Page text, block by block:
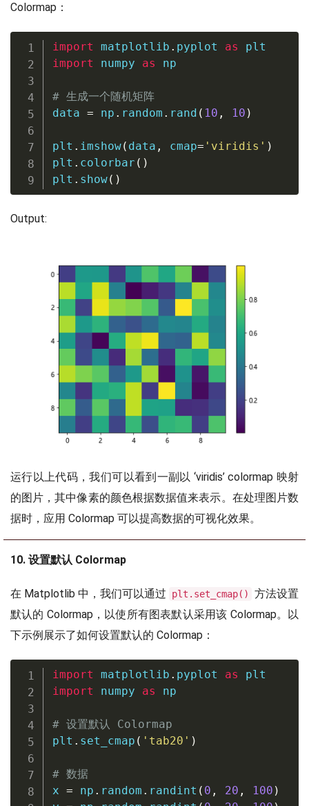
Colormap：
import matplotlib . pyplot as
import numpy as np
# 生成一个随机矩阵
data = np . random . rand ( 10 , 10 )
plt . imshow( data , cmap= 'viridis' )
plt . colorbar ( )
plt . show( )
Output:
运行以上代码，我们可以看到一副以 ‘viridis’ colormap 映射
的图片，其中像素的颜色根据数据值来表示。在处理图片数
据时，应用 Colormap 可以提高数据的可视化效果。
10. 设置默认 Colormap
在 Matplotlib 中，我们可以通过 plt.set_cmap()
方法设置
默认的 Colormap，以使所有图表默认采用该 Colormap。以
下示例展示了如何设置默认的 Colormap：
import matplotlib . pyplot as
import numpy as np
# 设置默认 Colormap
plt . set_cmap ( 'tab20' )
# 数据
x = np . random . randint ( 0 , 20 , 100 )